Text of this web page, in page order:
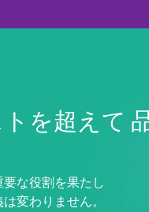
トを超えて
な役割を果たし
変わりません。